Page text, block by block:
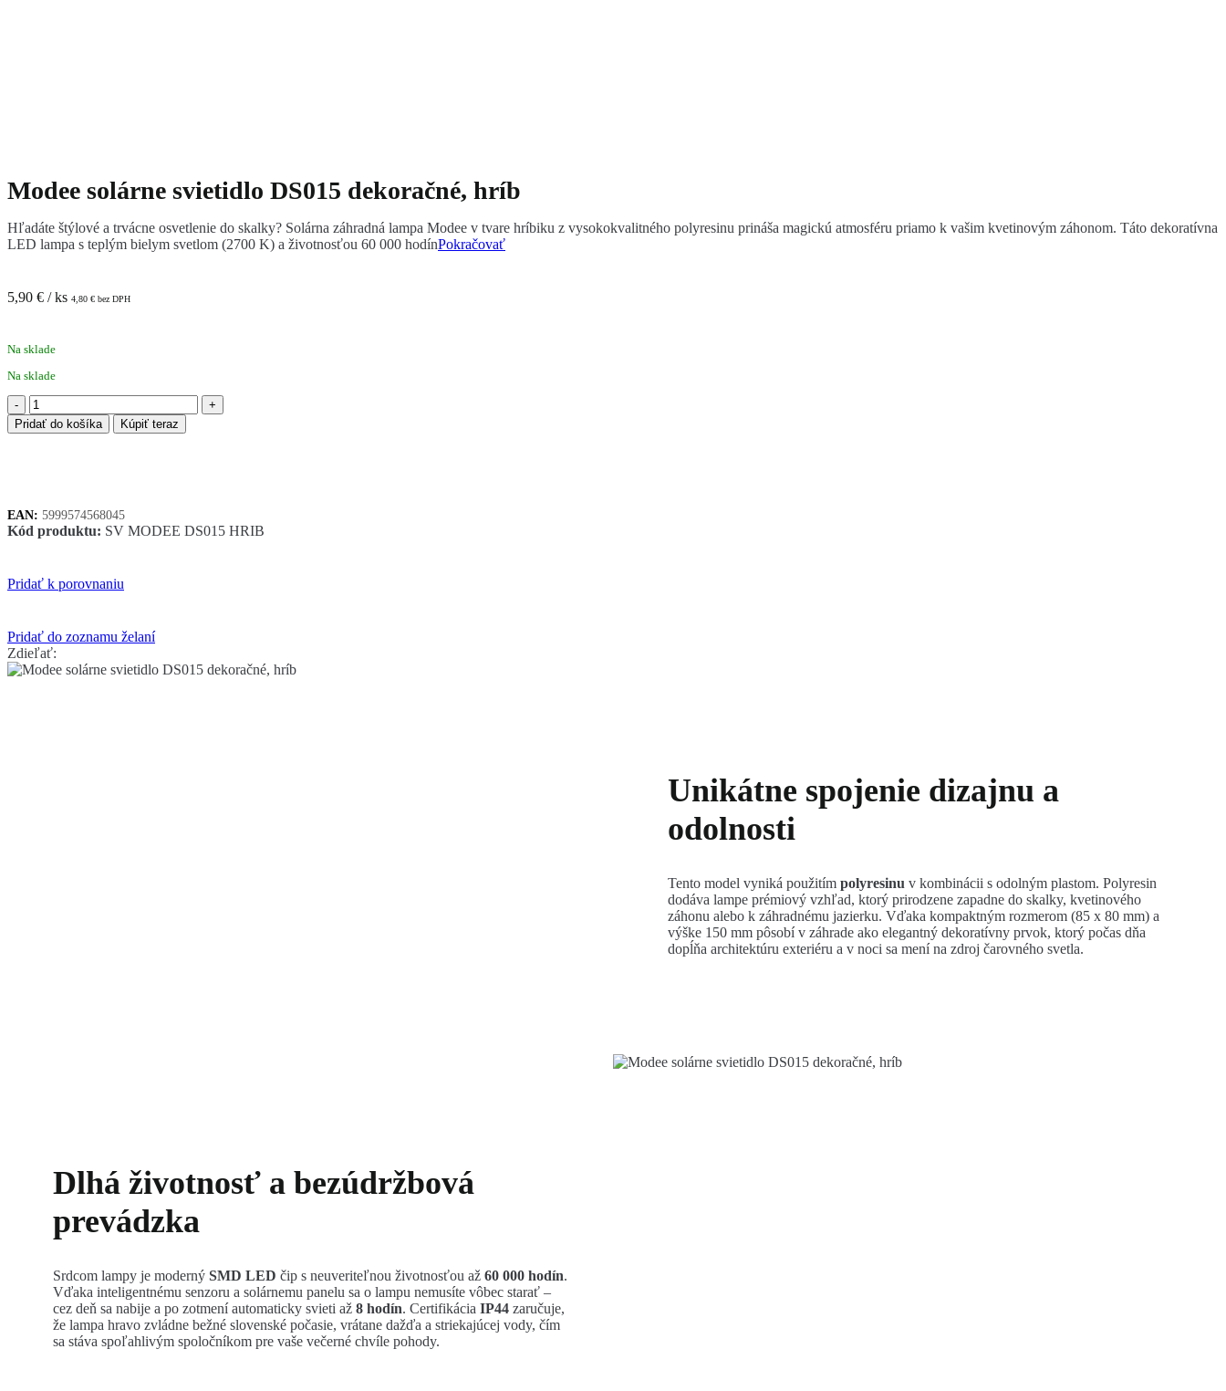
Modee solárne svietidlo DS015 dekoračné, hríb
Hľadáte štýlové a trvácne osvetlenie do skalky? Solárna záhradná lampa Modee v tvare hríbiku z vysokokvalitného polyresinu prináša magickú atmosféru priamo k vašim kvetinovým záhonom. Táto dekoratívna
LED lampa s teplým bielym svetlom (2700 K) a životnosťou 60 000 hodínPokračovať
5,90 € / ks 4,80 € bez DPH
Na sklade
Na sklade
množstvo
Modee
solárne
Pridať do košíka Kúpiť teraz
EAN: 5999574568045
Kód produktu: SV MODEE DS015 HRIB
Pridať k porovnaniu
Pridať do zoznamu želaní
Zdieľať:
Unikátne spojenie dizajnu a
odolnosti
Tento model vyniká použitím polyresinu v kombinácii s odolným plastom. Polyresin
dodáva lampe prémiový vzhľad, ktorý prirodzene zapadne do skalky, kvetinového
záhonu alebo k záhradnému jazierku. Vďaka kompaktným rozmerom (85 x 80 mm) a
výške 150 mm pôsobí v záhrade ako elegantný dekoratívny prvok, ktorý počas dňa
dopĺňa architektúru exteriéru a v noci sa mení na zdroj čarovného svetla.
Dlhá životnosť a bezúdržbová
prevádzka
Srdcom lampy je moderný SMD LED čip s neuveriteľnou životnosťou až 60 000 hodín.
Vďaka inteligentnému senzoru a solárnemu panelu sa o lampu nemusíte vôbec starať –
cez deň sa nabije a po zotmení automaticky svieti až 8 hodín. Certifikácia IP44 zaručuje,
že lampa hravo zvládne bežné slovenské počasie, vrátane dažďa a striekajúcej vody, čím
sa stáva spoľahlivým spoločníkom pre vaše večerné chvíle pohody.